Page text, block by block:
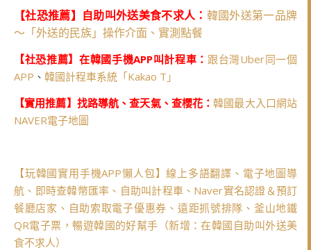
【社恐推薦】自助叫外送美食不求人： 韓國外送第一品牌
～「外送的民族」操作介面、實測點餐
【社恐推薦】在韓國手機APP叫計程車： 跟台灣Uber同一個
APP 、 韓國計程車系統「Kakao T」
【實用推薦】找路導航、查天氣、查櫻花：韓國最大入口網站
NAVER電子地圖
【玩韓國實用手機APP懶人包】線上多語翻譯、電子地圖導
航、即時查韓幣匯率、自助叫計程車、Naver實名認證＆預訂
餐廳店家、自助索取電子優惠券、遠距抓號排隊、釜山地鐵
QR電子票，暢遊韓國的好幫手（新增：在韓國自助叫外送美
食不求人）